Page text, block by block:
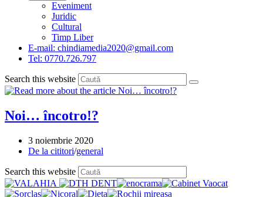
Eveniment
Juridic
Cultural
Timp Liber
E-mail: chindiamedia2020@gmail.com
Tel: 0770.726.797
Search this website
Noi… încotro!?
Post
published:
3 noiembrie 2020
Post
De la cititori/general
Search this website
Escape